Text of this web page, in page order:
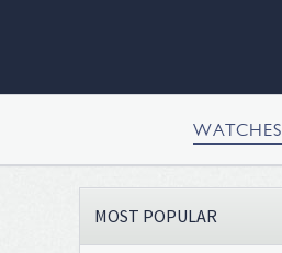
WATCHES
MOST POPULAR